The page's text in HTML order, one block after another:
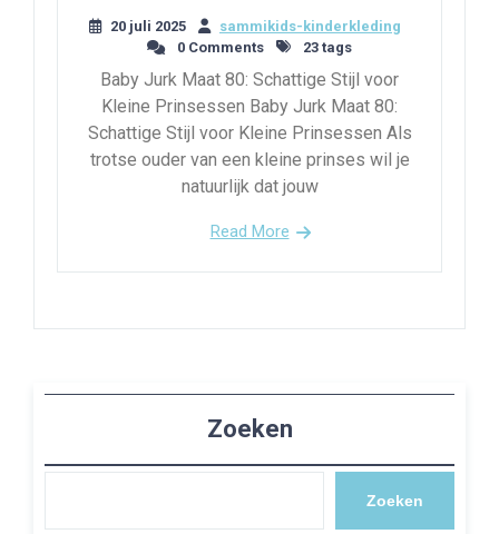
20 juli 2025
sammikids-kinderkleding
0 Comments
23 tags
Baby Jurk Maat 80: Schattige Stijl voor
Kleine Prinsessen Baby Jurk Maat 80:
Schattige Stijl voor Kleine Prinsessen Als
trotse ouder van een kleine prinses wil je
natuurlijk dat jouw
Read More
Zoeken
Zoeken